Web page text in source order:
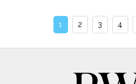
1 2 3 4